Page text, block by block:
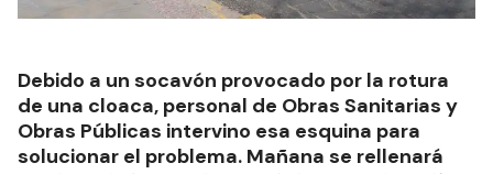
Debido a un socavón provocado por la rotura
de una cloaca, personal de Obras Sanitarias y
Obras Públicas intervino esa esquina para
solucionar el problema. Mañana se rellenará